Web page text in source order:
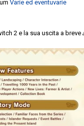
Varie ed eventuvarie
2 e la sua uscita a breve